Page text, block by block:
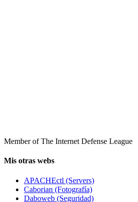
Member of The Internet Defense League
Mis otras webs
APACHEctl (Servers)
Caborian (Fotografía)
Daboweb (Seguridad)